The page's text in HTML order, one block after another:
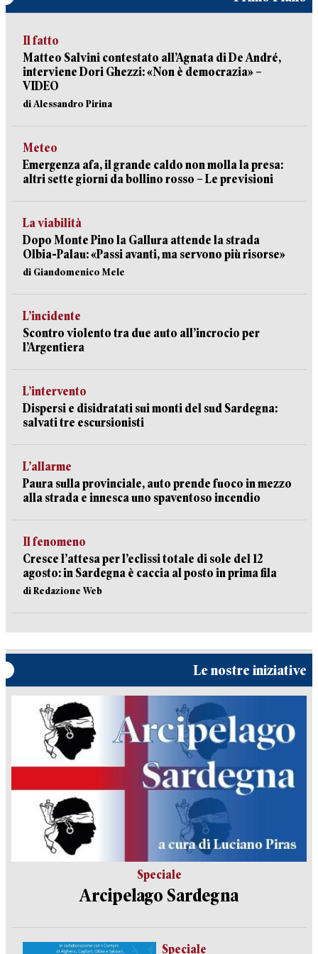
Il fatto
Matteo Salvini contestato all’Agnata di De André,
interviene Dori Ghezzi: «Non è democrazia» –
VIDEO
di Alessandro Pirina
Meteo
Emergenza afa, il grande caldo non molla la presa:
altri sette giorni da bollino rosso – Le previsioni
La viabilità
Dopo Monte Pino la Gallura attende la strada
Olbia-Palau: «Passi avanti, ma servono più risorse»
di Giandomenico Mele
L’incidente
Scontro violento tra due auto all’incrocio per
l’Argentiera
L’intervento
Dispersi e disidratati sui monti del sud Sardegna:
salvati tre escursionisti
L’allarme
Paura sulla provinciale, auto prende fuoco in mezzo
alla strada e innesca uno spaventoso incendio
Il fenomeno
Cresce l’attesa per l’eclissi totale di sole del 12
agosto: in Sardegna è caccia al posto in prima fila
di Redazione Web
Le nostre iniziative
Speciale
Arcipelago Sardegna
Speciale